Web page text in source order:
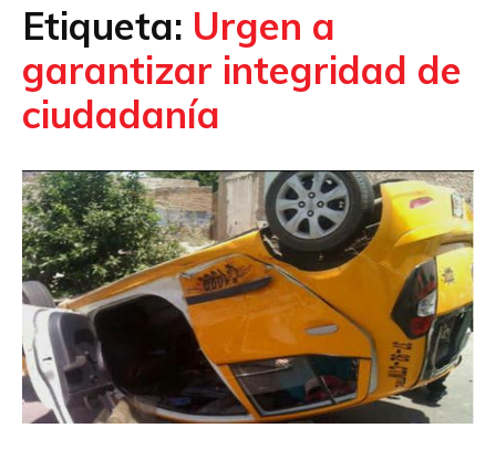
Etiqueta: Urgen a
garantizar integridad de
ciudadanía